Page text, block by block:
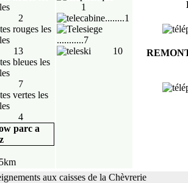
1
........1
...........7
10
aux caisses de la Chèvrerie